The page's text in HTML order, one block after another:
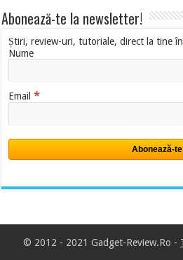
Abonează-te la newsletter!
Știri, review-uri, tutoriale, direct la tine
Nume
Email*
© 2012 - 2021 Gadget-Review.Ro -